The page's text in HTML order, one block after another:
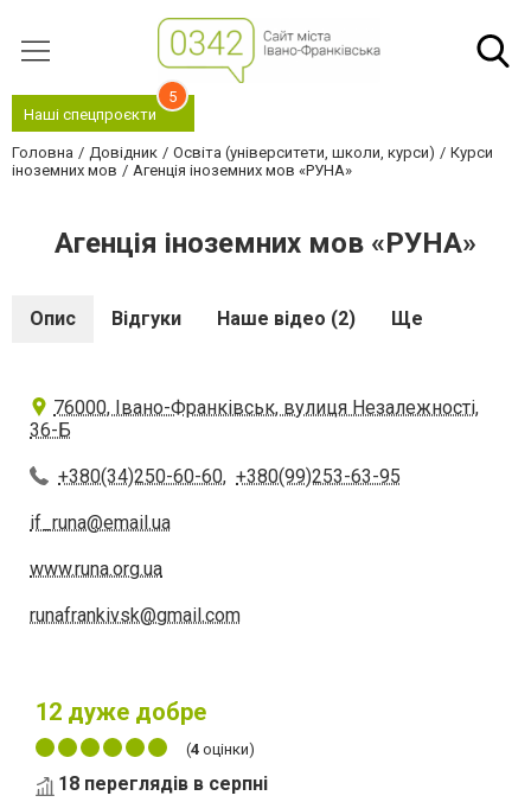
Наші спецпроєкти
5
Головна Довідник Освіта (університети, школи, курси)
Курси
іноземних мов
Агенція іноземних мов «РУНА»
Агенція іноземних мов «РУНА»
Опис Відгуки Наше відео (2) Ще
76000, Івано-Франківськ, вулиця Незалежності,
36-Б
+380(34)250-60-60, +380(99)253-63-95
if_runa@email.ua
www.runa.org.ua
runafrankivsk@gmail.com
12 дуже добре
(4 оцінки)
18 переглядів в серпні